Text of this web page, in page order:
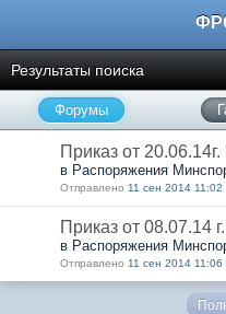
Результаты поиска
Форумы
Приказ от
в Распоряжения
Отправлено 11 сен 2014 11:02
Приказ от 08.07.14
в Распоряжения
Отправлено 11 сен 2014 11:06